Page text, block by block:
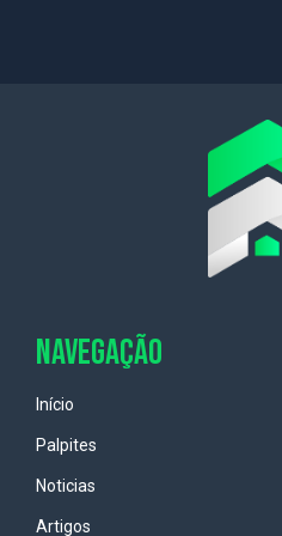
NAVEGAÇÃO
Início
Palpites
Noticias
Artigos